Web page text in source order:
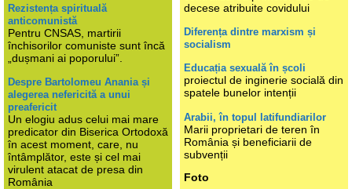
Rezistența spirituală
anticomunistă
Pentru CNSAS, martirii
închisorilor comuniste sunt încă
„dușmani ai poporului”.
Despre Bartolomeu Anania și
alegerea nefericită a unui
preafericit
Un elogiu adus celui mai mare
predicator din Biserica Ortodoxă
în acest moment, care, nu
întâmplător, este și cel mai
virulent atacat de presa din
România
decese atribuite covidului
Diferența dintre marxism și
socialism
Educația sexuală în școli
proiectul de inginerie socială din
spatele bunelor intenții
Arabii, în topul latifundiarilor
Marii proprietari de teren în
România și beneficiarii de
subvenții
Foto